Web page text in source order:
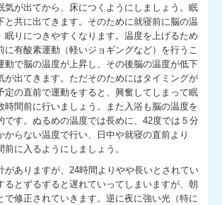
気が出てから、床につくようにしましょう。眠
と共に出てきます。そのために就寝前に脳の温
眠りにつきやすくなります。温度を上げるため
に有酸素運動（軽いジョギングなど）を行うこ
動で脳の温度が上昇し、その後脳の温度が低下
が出てきます。ただそのためにはタイミングが
定の直前で運動をすると、興奮してしまって眠
時間前に行いましょう。また入浴も脳の温度を
です。ぬるめの温度では長めに、42度では５分
からない温度で行い、日中や就寝の直前より
に入るようにしましょう。
ありますが、24時間よりやや長いとされてい
るとずるずると遅れていってしまいますが、朝
で修正されていきます。逆に夜に強い光（特に